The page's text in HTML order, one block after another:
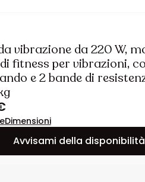
vibrazione da 220 W,
fitness per vibrazioni,
e 2 bande di
Dimensioni
Avvisami della disponibilità